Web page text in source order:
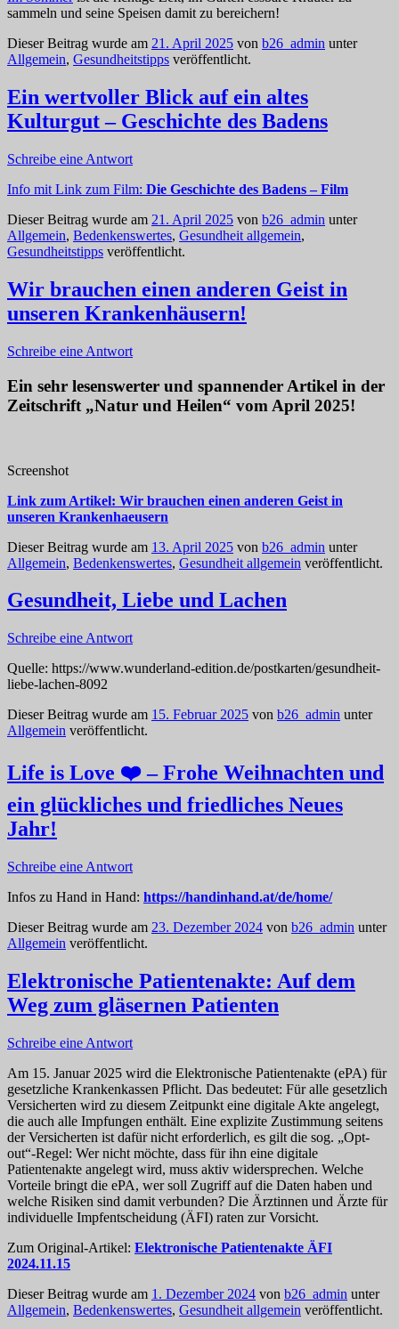
sammeln und seine Speisen damit zu bereichern!
Dieser Beitrag wurde am 21. April 2025 von b26_admin unter
Allgemein, Gesundheitstipps veröffentlicht.
Ein wertvoller Blick auf ein altes
Kulturgut – Geschichte des Badens
Schreibe eine Antwort
Info mit Link zum Film: Die Geschichte des Badens – Film
Dieser Beitrag wurde am 21. April 2025 von b26_admin unter
Allgemein, Bedenkenswertes, Gesundheit allgemein,
Gesundheitstipps veröffentlicht.
Wir brauchen einen anderen Geist in
unseren Krankenhäusern!
Schreibe eine Antwort
Ein sehr lesenswerter und spannender Artikel in der
Zeitschrift „Natur und Heilen“ vom April 2025!
Screenshot
Link zum Artikel: Wir brauchen einen anderen Geist in
unseren Krankenhaeusern
Dieser Beitrag wurde am 13. April 2025 von b26_admin unter
Allgemein, Bedenkenswertes, Gesundheit allgemein veröffentlicht.
Gesundheit, Liebe und Lachen
Schreibe eine Antwort
Quelle: https://www.wunderland-edition.de/postkarten/gesundheit-
liebe-lachen-8092
Dieser Beitrag wurde am 15. Februar 2025 von b26_admin unter
Allgemein veröffentlicht.
Life is Love ❤️ – Frohe Weihnachten und
ein glückliches und friedliches Neues
Jahr!
Schreibe eine Antwort
Infos zu Hand in Hand: https://handinhand.at/de/home/
Dieser Beitrag wurde am 23. Dezember 2024 von b26_admin unter
Allgemein veröffentlicht.
Elektronische Patientenakte: Auf dem
Weg zum gläsernen Patienten
Schreibe eine Antwort
Am 15. Januar 2025 wird die Elektronische Patientenakte (ePA) für
gesetzliche Krankenkassen Pflicht. Das bedeutet: Für alle gesetzlich
Versicherten wird zu diesem Zeitpunkt eine digitale Akte angelegt,
die auch alle Impfungen enthält. Eine explizite Zustimmung seitens
der Versicherten ist dafür nicht erforderlich, es gilt die sog. „Opt-
out“-Regel: Wer nicht möchte, dass für ihn eine digitale
Patientenakte angelegt wird, muss aktiv widersprechen. Welche
Vorteile bringt die ePA, wer soll Zugriff auf die Daten haben und
welche Risiken sind damit verbunden? Die Ärztinnen und Ärzte für
individuelle Impfentscheidung (ÄFI) raten zur Vorsicht.
Zum Original-Artikel: Elektronische Patientenakte ÄFI
2024.11.15
Dieser Beitrag wurde am 1. Dezember 2024 von b26_admin unter
Allgemein, Bedenkenswertes, Gesundheit allgemein veröffentlicht.